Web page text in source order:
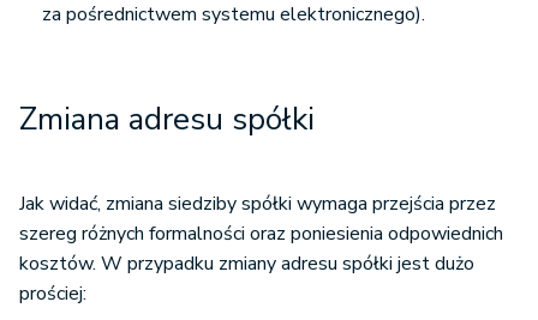
za pośrednictwem systemu elektronicznego).
Zmiana adresu spółki
Jak widać, zmiana siedziby spółki wymaga przejścia przez
szereg różnych formalności oraz poniesienia odpowiednich
kosztów. W przypadku zmiany adresu spółki jest dużo
prościej: